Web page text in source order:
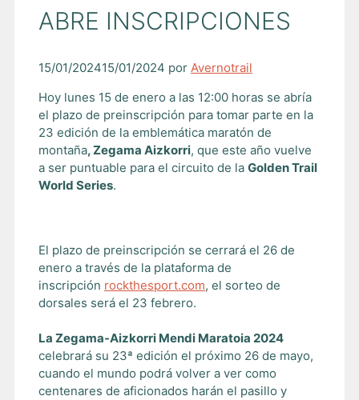
ABRE INSCRIPCIONES
15/01/202415/01/2024 por Avernotrail
Hoy lunes 15 de enero a las 12:00 horas se abría
el plazo de preinscripción para tomar parte en la
23 edición de la emblemática maratón de
montaña, Zegama Aizkorri, que este año vuelve
a ser puntuable para el circuito de la Golden Trail
World Series.
El plazo de preinscripción se cerrará el 26 de
enero a través de la plataforma de
inscripción rockthesport.com, el sorteo de
dorsales será el 23 febrero.
La Zegama-Aizkorri Mendi Maratoia 2024
celebrará su 23ª edición el próximo 26 de mayo,
cuando el mundo podrá volver a ver como
centenares de aficionados harán el pasillo y